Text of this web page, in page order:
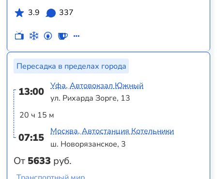
3.9
337
Пересадка в пределах города
13:00
20 ч 15 м
07:15
От 5633 руб.
Уфа, Автовокзал Южный
ул. Рихарда Зорге, 13
Москва, Автостанция Котельники
ш. Новорязанское, 3